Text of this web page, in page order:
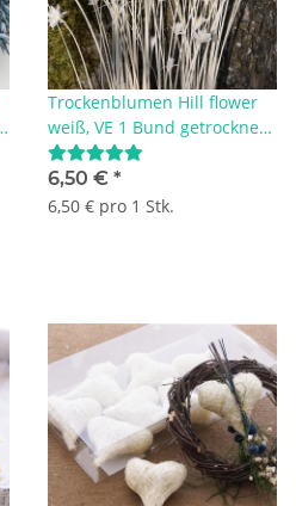
Trockenblumen Hill flower
weiß, VE 1 Bund getrocknete
Blumen für Hochdzeitsdeko,
L ca. 40 cm
6,50 € *
6,50 € pro 1 Stk.